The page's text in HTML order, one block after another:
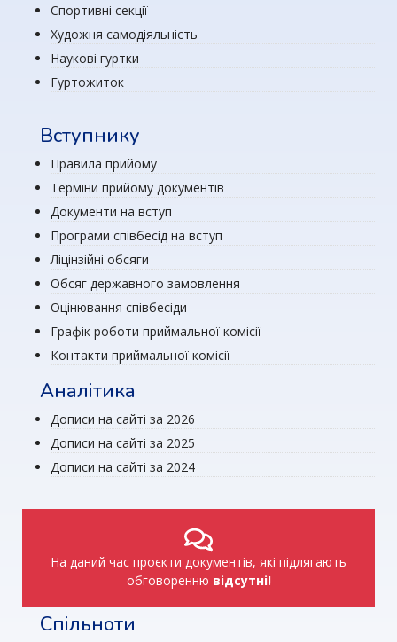
Спортивні секції
Художня самодіяльність
Наукові гуртки
Гуртожиток
Вступнику
Правила прийому
Терміни прийому документів
Документи на вступ
Програми співбесід на вступ
Ліцінзійні обсяги
Обсяг державного замовлення
Оцінювання співбесіди
Графік роботи приймальної комісії
Контакти приймальної комісії
Аналітика
Дописи на сайті за 2026
Дописи на сайті за 2025
Дописи на сайті за 2024
На даний час проєкти документів, які підлягають
обговоренню відсутні!
Спільноти